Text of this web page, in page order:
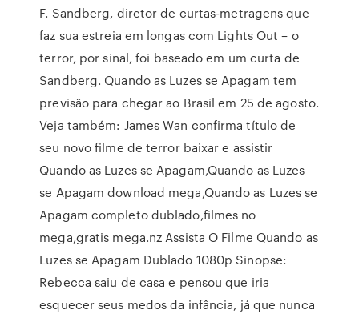
F. Sandberg, diretor de curtas-metragens que
faz sua estreia em longas com Lights Out – o
terror, por sinal, foi baseado em um curta de
Sandberg. Quando as Luzes se Apagam tem
previsão para chegar ao Brasil em 25 de agosto.
Veja também: James Wan confirma título de
seu novo filme de terror baixar e assistir
Quando as Luzes se Apagam,Quando as Luzes
se Apagam download mega,Quando as Luzes se
Apagam completo dublado,filmes no
mega,gratis mega.nz Assista O Filme Quando as
Luzes se Apagam Dublado 1080p Sinopse:
Rebecca saiu de casa e pensou que iria
esquecer seus medos da infância, já que nunca